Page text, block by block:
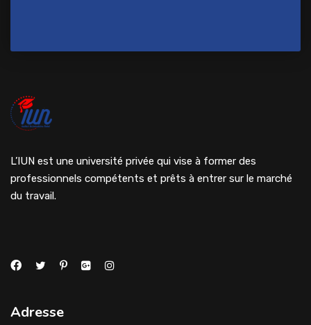
L’IUN est une université privée qui vise à former des
professionnels compétents et prêts à entrer sur le marché
du travail.
Adresse